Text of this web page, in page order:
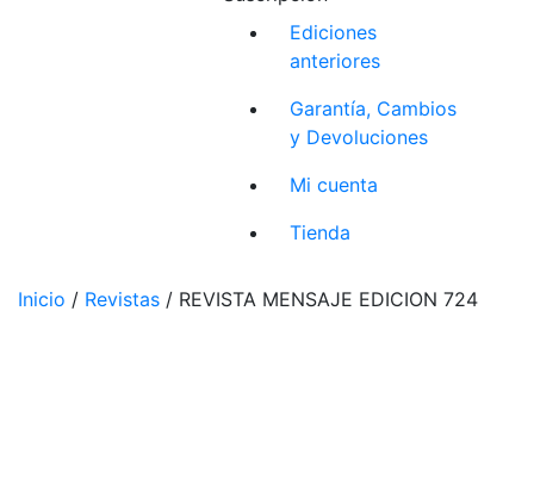
Ediciones
anteriores
Garantía, Cambios
y Devoluciones
Mi cuenta
Tienda
Inicio / Revistas / REVISTA MENSAJE EDICION 724